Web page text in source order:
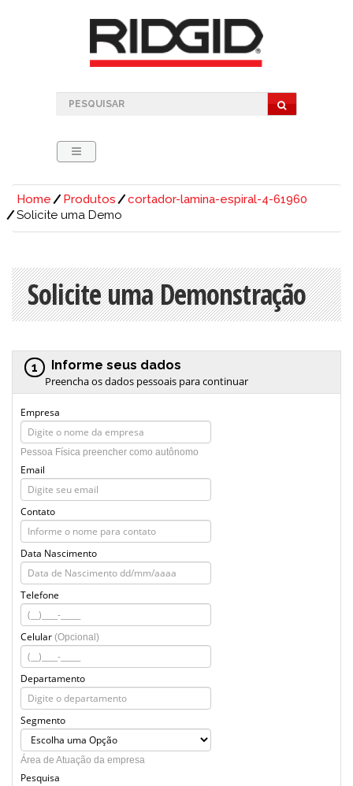
Home Produtos
cortador-lamina-espiral-4-61960
Solicite uma Demo
Solicite uma Demonstração
1 Informe seus dados
Preencha os dados pessoais para continuar
Empresa
Pessoa Física preencher como autônomo
Email
Contato
Data Nascimento
Telefone
Celular (Opcional)
Departamento
Segmento
Área de Atuação da empresa
Pesquisa